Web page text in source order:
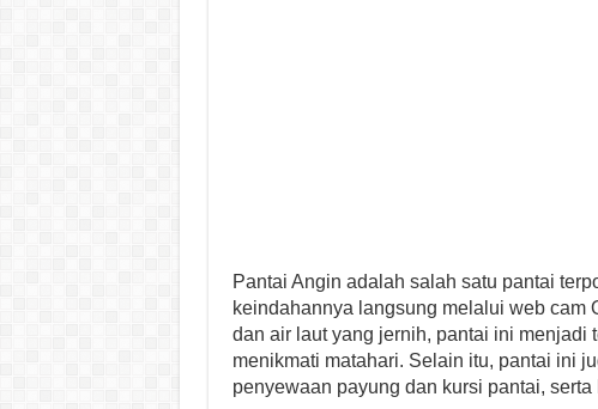
Pantai Angin adalah salah satu pantai
keindahannya langsung melalui web cam
dan air laut yang jernih, pantai ini menjadi
menikmati matahari. Selain itu, pantai ini
penyewaan payung dan kursi pantai,